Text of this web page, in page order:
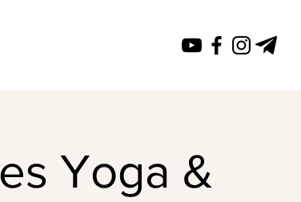
Yoga &